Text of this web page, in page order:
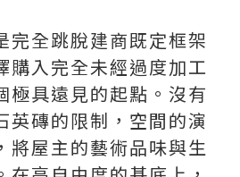
完全跳脫建商既定框架
購入完全未經過度加工
極具遠見的起點。沒有
英磚的限制，空間的演
將屋主的藝術品味與生